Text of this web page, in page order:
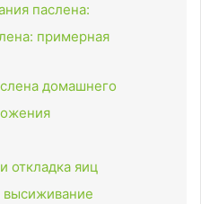
паслена:
примерная
домашнего
откладка яиц
высиживание